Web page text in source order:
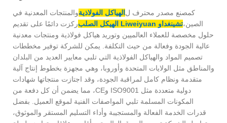
كمصنع مصدر محترف ل الهياكل الفولاذيةوالمنتجات المعدنية في
الصين،تشينغداو Liweiyuan الهيكل الصلب
ركزت دائمًا على تقديم
حلول مخصصة للعملاء العالميين وتوريد هياكل فولاذية ومنتجات معدنية
عالية الجودة وفعالة من حيث التكلفة. يمكن للشركة توفير مخططات
تصميم المواد والهياكل الفولاذية التي تلبي معايير العديد من البلدان
والمناطق مثل الولايات المتحدة وأوروبا، وهي مجهزة بخطوط إنتاج آلية
متقدمة ونظام كامل لمراقبة الجودة، وقد اجتازت منتجاتها شهادات
دولية متعددة مثل ISO9001 وCE، مما يضمن أن كل دفعة من
المكونات المسلمة تلبي المواصفات الفنية لموقع العميل. بفضل
قدرات الخدمة الفعالة والمستجيبة وأداء التسليم المستقر والموثوق،